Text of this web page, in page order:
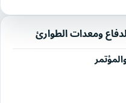
ومعدات الطوارئ